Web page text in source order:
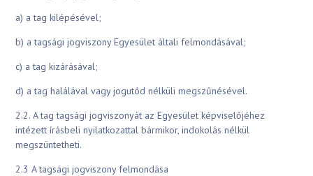
a) a tag kilépésével;
b) a tagsági jogviszony Egyesület általi felmondásával;
c) a tag kizárásával;
d) a tag halálával vagy jogutód nélküli megszűnésével.
2.2. A tag tagsági jogviszonyát az Egyesület képviselőjéhez
intézett írásbeli nyilatkozattal bármikor, indokolás nélkül
megszüntetheti.
2.3 A tagsági jogviszony felmondása